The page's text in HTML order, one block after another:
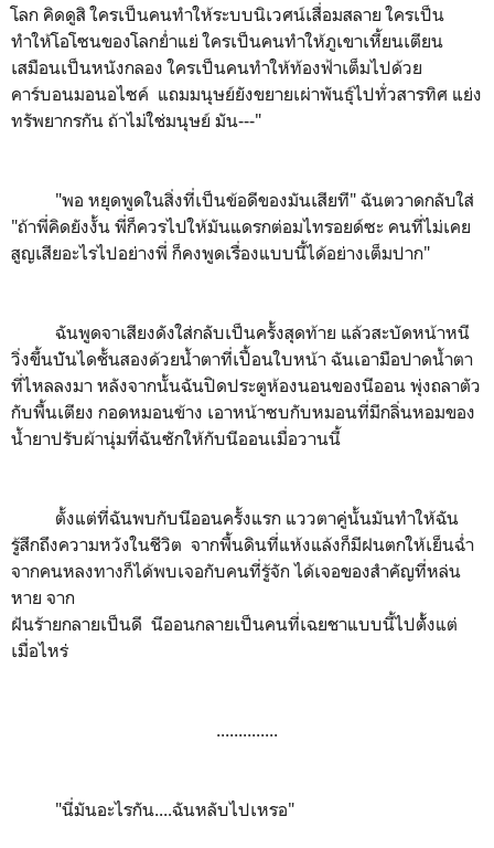
โลก คิดดูสิ ใครเป็นคนทำให้ระบบนิเวศน์เสื่อมสลาย ใครเป็น
ทำให้โอโซนของโลกย่ำแย่ ใครเป็นคนทำให้ภูเขาเหี้ยนเตียน
เสมือนเป็นหนังกลอง ใครเป็นคนทำให้ท้องฟ้าเต็มไปด้วย
คาร์บอนมอนอไซค์ แถมมนุษย์ยังขยายเผ่าพันธุ์ไปทั่วสารทิศ แย่ง
ทรัพยากรกัน ถ้าไม่ใช่มนุษย์ มัน---"
"พอ หยุดพูดในสิ่งที่เป็นข้อดีของมันเสียที" ฉันตวาดกลับใส่
"ถ้าพี่คิดยังงั้น พี่ก็ควรไปให้มันแดรกต่อมไทรอยด์ซะ คนที่ไม่เคย
สูญเสียอะไรไปอย่างพี่ ก็คงพูดเรื่องแบบนี้ได้อย่างเต็มปาก"
ฉันพูดจาเสียงดังใส่กลับเป็นครั้งสุดท้าย แล้วสะบัดหน้าหนี
วิ่งขึ้นบัันไดชั้นสองด้วยน้ำตาที่เปื้อนใบหน้า ฉันเอามือปาดน้ำตา
ที่ไหลลงมา หลังจากนั้นฉันปิดประตูห้องนอนของนีออน พุ่งถลาตัว
กับพื้นเตียง กอดหมอนข้าง เอาหน้าซบกับหมอนที่มีกลิ่นหอมของ
น้ำยาปรับผ้านุ่มที่ฉันซักให้กับนีออนเมื่อวานนี้
ตั้งแต่ที่ฉันพบกับนีออนครั้งแรก แววตาคู่นั้นมันทำให้ฉัน
รู้สึกถึงความหวังในชีวิต จากพื้นดินที่แห้งแล้งก็มีฝนตกให้เย็นฉ่ำ
จากคนหลงทางก็ได้พบเจอกับคนที่รู้จัก ได้เจอของสำคัญที่หล่น
หาย จาก
ฝ้นร้ายกลายเป็นดี นีออนกลายเป็นคนที่เฉยชาแบบนี้ไปตัั้งแต่
เมื่อไหร่
..............
"นี่มันอะไรกัน....ฉันหลับไปเหรอ"